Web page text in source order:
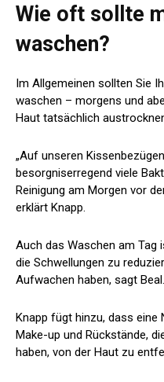
Wie oft sollte
waschen?
Im Allgemeinen sollten Sie
waschen – morgens und
Haut tatsächlich
„Auf unseren
besorgniserregend viele
Reinigung am Morgen vor
erklärt Knapp.
Auch das Waschen am Tag
die Schwellungen zu
Aufwachen haben, sagt Beal.
Knapp fügt hinzu, dass
Make-up und Rückstände,
haben, von der Haut zu